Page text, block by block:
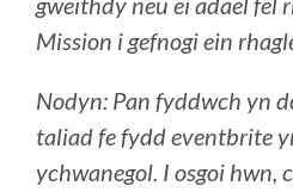
Mission i gefnogi ein
Nodyn: Pan fyddwch yn
taliad fe fydd eventbrite
ychwanegol. I osgoi hwn,